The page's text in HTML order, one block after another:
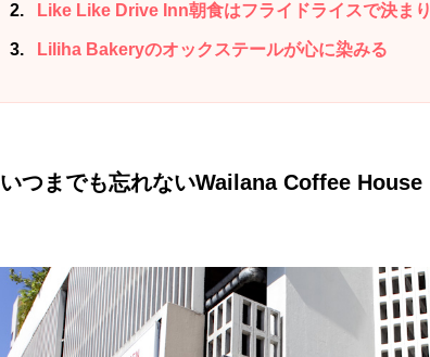
2 Like Like Drive Inn朝食はフライドライスで決まり
3 Liliha Bakeryのオックステールが心に染みる
いつまでも忘れないWailana Coffee House